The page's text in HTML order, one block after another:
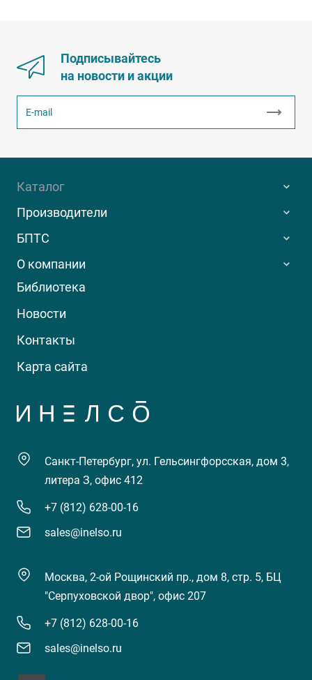
Подписывайтесь
на новости и акции
Каталог
Производители
БПТС
О компании
Библиотека
Новости
Контакты
Карта сайта
Санкт-Петербург, ул. Гельсингфорсская, дом 3,
литера З, офис 412
+7 (812) 628-00-16
sales@inelso.ru
Москва, 2-ой Рощинский пр., дом 8, стр. 5, БЦ
"Серпуховской двор", офис 207
+7 (812) 628-00-16
sales@inelso.ru